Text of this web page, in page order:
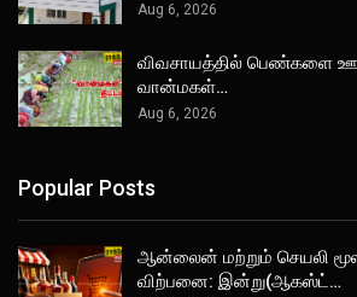
Aug 6, 2026
விவசாயத்தில் பெண்களை
வான்மகள்…
Aug 6, 2026
Popular Posts
ஆன்லைன் மற்றும் செயலி
விற்பனை: இன்று(ஆகஸ்ட்…